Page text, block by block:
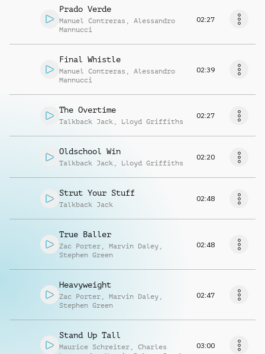
Prado Verde
Manuel Contreras , Alessandro
Mannucci
02:27
Final Whistle
Manuel Contreras , Alessandro
Mannucci
02:39
The Overtime
Talkback Jack , Lloyd Griffiths
02:27
Oldschool Win
Talkback Jack , Lloyd Griffiths
02:20
Strut Your Stuff
Talkback Jack
02:48
True Baller
Zac Porter , Marvin Daley ,
Stephen Green
02:48
Heavyweight
Zac Porter , Marvin Daley ,
Stephen Green
02:47
Stand Up Tall
Maurice Schreiter , Charles
03:00